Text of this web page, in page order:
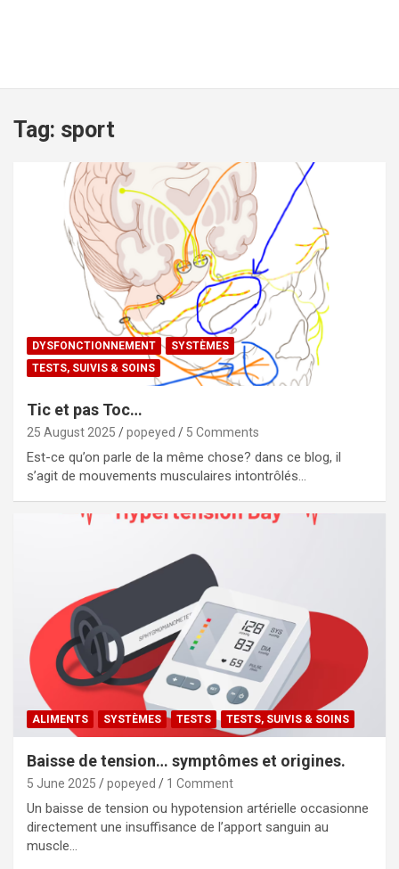
Tag: sport
DYSFONCTIONNEMENT
SYSTÈMES
TESTS, SUIVIS & SOINS
Tic et pas Toc…
25 August 2025 popeyed 5 Comments
Est-ce qu’on parle de la même chose? dans ce blog, il
s’agit de mouvements musculaires intontrôlés…
ALIMENTS SYSTÈMES TESTS TESTS, SUIVIS & SOINS
Baisse de tension… symptômes et origines.
5 June 2025 popeyed 1 Comment
Un baisse de tension ou hypotension artérielle occasionne
directement une insuffisance de l’apport sanguin au
muscle…